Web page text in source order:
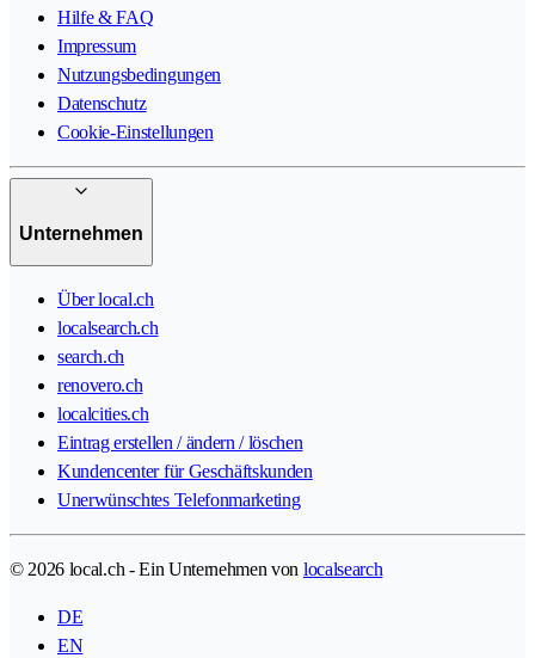
Hilfe & FAQ
Impressum
Nutzungsbedingungen
Datenschutz
Cookie-Einstellungen
Unternehmen
Über local.ch
localsearch.ch
search.ch
renovero.ch
localcities.ch
Eintrag erstellen / ändern / löschen
Kundencenter für Geschäftskunden
Unerwünschtes Telefonmarketing
© 2026 local.ch - Ein Unternehmen von localsearch
DE
EN